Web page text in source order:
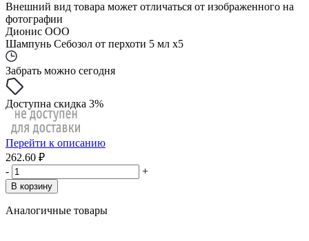
Внешний вид товара может отличаться от изображенного на
фотографии
Дионис ООО
Шампунь Себозол от перхоти 5 мл x5
Забрать можно сегодня
Доступна скидка 3%
Перейти к описанию
262.60 ₽
-
+
В корзину
Аналогичные товары